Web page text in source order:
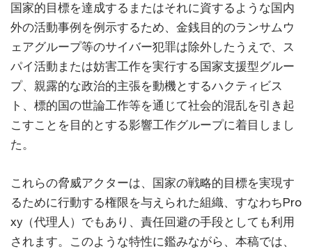
国家的目標を達成するまたはそれに資するような国内
外の活動事例を例示するため、金銭目的のランサムウ
ェアグループ等のサイバー犯罪は除外したうえで、ス
パイ活動または妨害工作を実行する国家支援型グルー
プ、親露的な政治的主張を動機とするハクティビス
ト、標的国の世論工作等を通じて社会的混乱を引き起
こすことを目的とする影響工作グループに着目しまし
た。
これらの脅威アクターは、国家の戦略的目標を実現す
るために行動する権限を与えられた組織、すなわちPro
xy（代理人）でもあり、責任回避の手段としても利用
されます。このような特性に鑑みながら、本稿では、